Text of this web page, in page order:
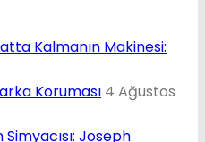
Kalmanın Makinesi:
Koruması 4 Ağustos
Joseph